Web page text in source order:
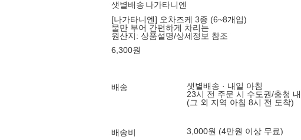
샛별배송 나가타니엔
[나가타니엔] 오차즈케 3종 (6~8개입)
물만 부어 간편하게 차리는
원산지: 상품설명/상세정보 참조
6,300원
배송
샛별배송 · 내일 아침
23시 전 주문 시 수도권/충청
(그 외 지역 아침 8시 전 도착)
배송비 3,000원 (4만원 이상 무료)